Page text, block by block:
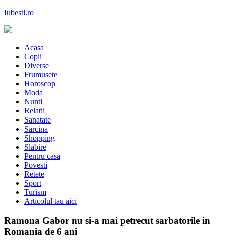
Skip
content
Iubesti.ro
astazi
Acasa
Copii
Diverse
Frumusete
Horoscop
Moda
Nunti
Relatii
Sanatate
Sarcina
Shopping
Slabire
Pentru casa
Povesti
Retete
Sport
Turism
Articolul tau aici
Ramona Gabor nu si-a mai petrecut sarbatorile in
Romania de 6 ani